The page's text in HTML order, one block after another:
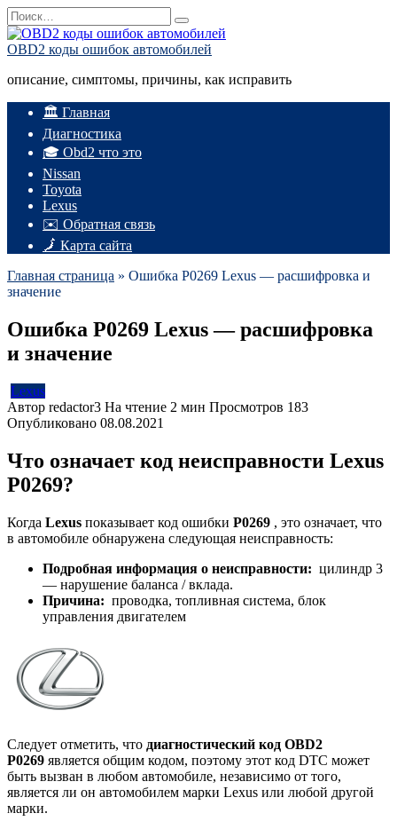
Перейти
к
содержанию
Search
for:
OBD2 коды ошибок автомобилей
описание, симптомы, причины, как исправить
🏛️ Главная
Диагностика
🎓 Obd2 что это
Nissan
Toyota
Lexus
✉️ Обратная связь
🗾 Карта сайта
Главная страница » Ошибка P0269 Lexus — расшифровка и
значение
Ошибка P0269 Lexus — расшифровка
и значение
Lexus
Автор redactor3 На чтение 2 мин Просмотров 183
Опубликовано 08.08.2021
Что означает код неисправности Lexus
P0269?
Когда Lexus показывает код ошибки P0269 , это означает, что
в автомобиле обнаружена следующая неисправность:
Подробная информация о неисправности: цилиндр 3
— нарушение баланса / вклада.
Причина: проводка, топливная система, блок
управления двигателем
Следует отметить, что диагностический код OBD2
P0269 является общим кодом, поэтому этот код DTC может
быть вызван в любом автомобиле, независимо от того,
является ли он автомобилем марки Lexus или любой другой
марки.